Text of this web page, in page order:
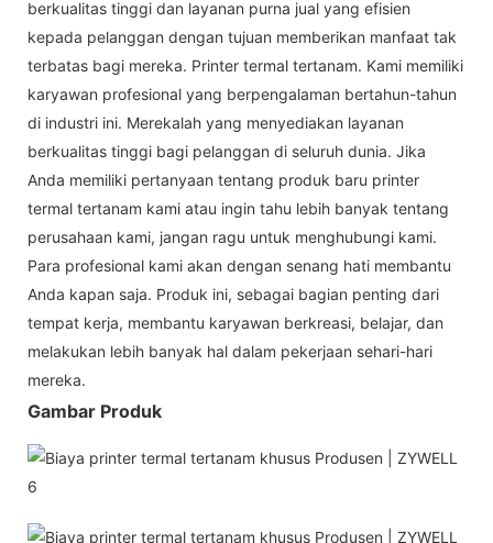
berkualitas tinggi dan layanan purna jual yang efisien
kepada pelanggan dengan tujuan memberikan manfaat tak
terbatas bagi mereka. Printer termal tertanam. Kami memiliki
karyawan profesional yang berpengalaman bertahun-tahun
di industri ini. Merekalah yang menyediakan layanan
berkualitas tinggi bagi pelanggan di seluruh dunia. Jika
Anda memiliki pertanyaan tentang produk baru printer
termal tertanam kami atau ingin tahu lebih banyak tentang
perusahaan kami, jangan ragu untuk menghubungi kami.
Para profesional kami akan dengan senang hati membantu
Anda kapan saja. Produk ini, sebagai bagian penting dari
tempat kerja, membantu karyawan berkreasi, belajar, dan
melakukan lebih banyak hal dalam pekerjaan sehari-hari
mereka.
Gambar Produk